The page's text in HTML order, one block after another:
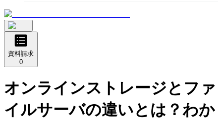
資料請求
0
オンラインストレージとファ
イルサーバの違いとは？わか